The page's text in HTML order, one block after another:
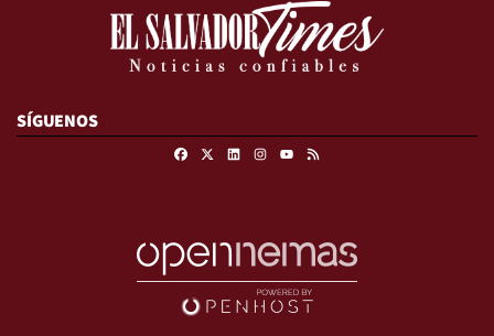
SÍGUENOS
FacebookLinkedinInstagram